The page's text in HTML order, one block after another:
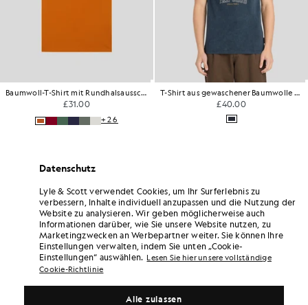
Polohemd mit niederländischer Flagge und Adler
£38.00 Nicht vorrätig
Locker sitzender Pullover mit geripptem Rundhalsausschnitt
£99.00
Datenschutz
Lyle & Scott verwendet Cookies, um Ihr Surferlebnis zu
verbessern, Inhalte individuell anzupassen und die Nutzung der
Website zu analysieren. Wir geben möglicherweise auch
Informationen darüber, wie Sie unsere Website nutzen, zu
Marketingzwecken an Werbepartner weiter. Sie können Ihre
Einstellungen verwalten, indem Sie unten „Cookie-
Einstellungen“ auswählen. Lesen Sie hier unsere vollständige
Cookie-Richtlinie
Alle zulassen